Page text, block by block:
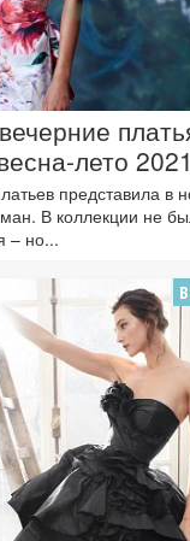
лето 2021
представила в
В коллекции не
– но...